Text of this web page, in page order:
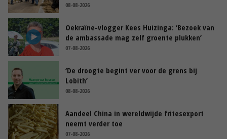
08-08-2026
Oekraïne-vlogger Kees Huizinga: ‘Bezoek van
de ambassade mag zelf groente plukken’
07-08-2026
‘De droogte begint ver voor de grens bij
Lobith’
08-08-2026
Aandeel China in wereldwijde fritesexport
neemt verder toe
07-08-2026